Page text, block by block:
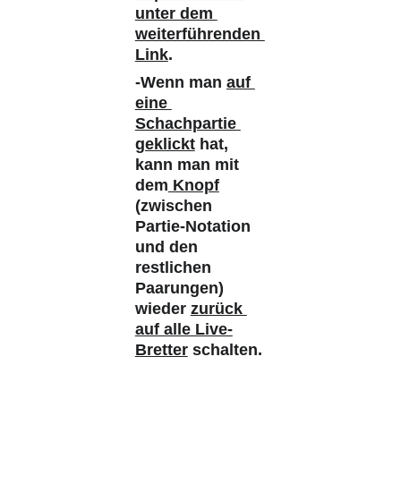
unter dem
weiterführenden
Link.
-Wenn man auf
eine
Schachpartie
geklickt hat,
kann man mit
dem Knopf
(zwischen
Partie-Notation
und den
restlichen
Paarungen)
wieder zurück
auf alle Live-
Bretter schalten.